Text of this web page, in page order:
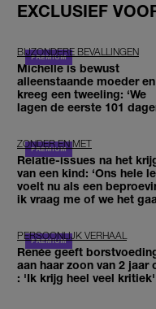
EXCLUSIEF
BIJZONDERE BEVALLINGEN
Michelle is bewust
alleenstaande moeder en
kreeg een tweeling: ‘We
lagen de eerste 101
ZONDER EN MET
Relatie-issues na het
van een kind: ‘Ons hele
voelt nu als een
ik vraag me of we het
PERSOONLIJK VERHAAL
Renée geeft
aan haar zoon van 2 jaar
: 'Ik krijg heel veel kritiek'